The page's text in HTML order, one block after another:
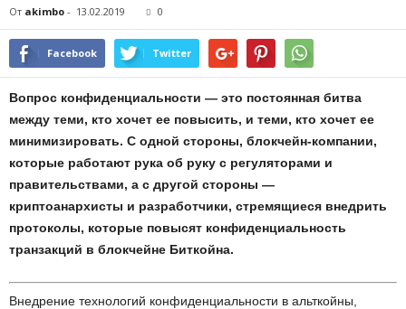
От akimbo - 13.02.2019 0
Facebook Twitter
Вопрос конфиденциальности — это постоянная битва
между теми, кто хочет ее повысить, и теми, кто хочет ее
минимизировать. С одной стороны, блокчейн-компании,
которые работают рука об руку с регуляторами и
правительствами, а с другой стороны —
криптоанархисты и разработчики, стремящиеся внедрить
протоколы, которые повысят конфиденциальность
транзакций в блокчейне Биткойна.
Внедрение технологий конфиденциальности в альткойны,